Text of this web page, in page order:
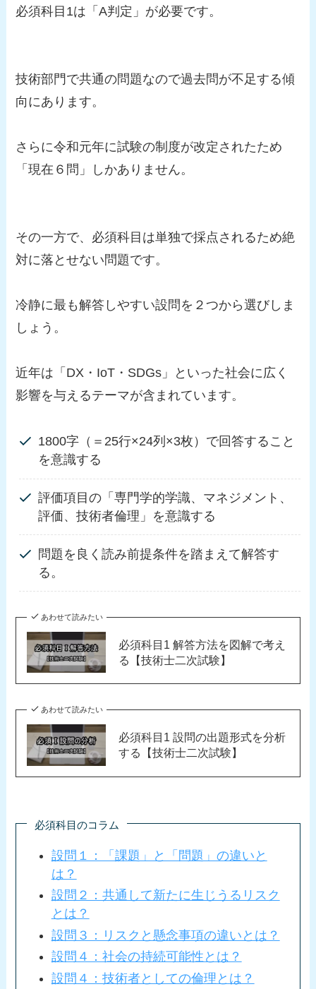
必須科目1は「A判定」が必要です。
技術部門で共通の問題なので過去問が不足する傾
向にあります。
さらに令和元年に試験の制度が改定されたため
「現在６問」しかありません。
その一方で、必須科目は単独で採点されるため絶
対に落とせない問題です。
冷静に最も解答しやすい設問を２つから選びしま
しょう。
近年は「DX・IoT・SDGs」といった社会に広く
影響を与えるテーマが含まれています。
1800字（＝25行×24列×3枚）で回答すること
を意識する
評価項目の「専門学的学識、マネジメント、
評価、技術者倫理」を意識する
問題を良く読み前提条件を踏まえて解答す
る。
あわせて読みたい
必須科目1 解答方法を図解で考え
る【技術士二次試験】
あわせて読みたい
必須科目1 設問の出題形式を分析
する【技術士二次試験】
必須科目のコラム
設問１：「課題」と「問題」の違いと
は？
設問２：共通して新たに生じうるリスク
とは？
設問３：リスクと懸念事項の違いとは？
設問４：社会の持続可能性とは？
設問４：技術者としての倫理とは？